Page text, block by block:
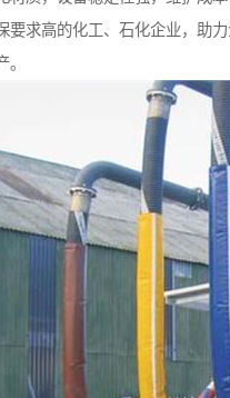
要求高的化工、石化企业，助